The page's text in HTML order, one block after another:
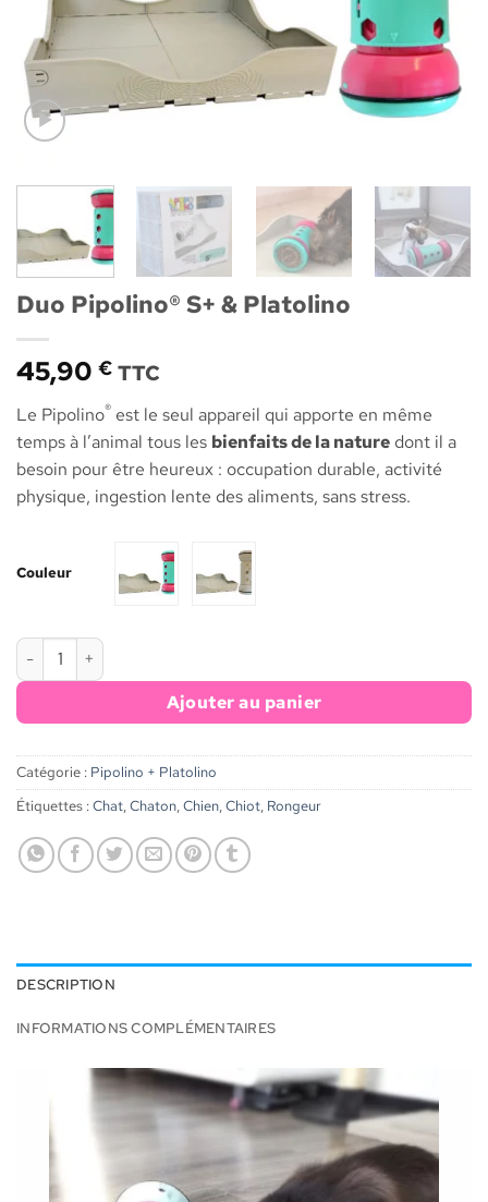
Duo Pipolino® S+ & Platolino
45,90 € TTC
Le Pipolino® est le seul appareil qui apporte en même
temps à l’animal tous les bienfaits de la nature dont il a
besoin pour être heureux : occupation durable, activité
physique, ingestion lente des aliments, sans stress.
Couleur
quantité de Duo Pipolino® S+ & Platolino
Ajouter au panier
Catégorie : Pipolino + Platolino
Étiquettes :Chat,Chaton,Chien,Chiot, Rongeur
DESCRIPTION
INFORMATIONS COMPLÉMENTAIRES